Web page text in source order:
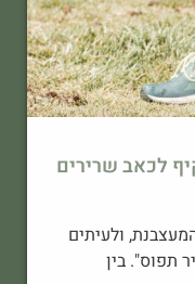
לכאב שרירים
ולעיתים
תפוס". בין